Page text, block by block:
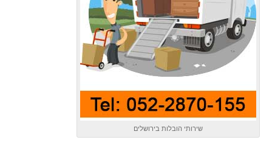
שירותי הובלות בירושלים